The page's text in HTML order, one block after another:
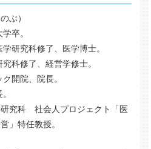
ぶ）
卒。
研究科修了、医学博士。
科修了、経営学修士。
開院、院長。
究科 社会人プロジェクト「医
」特任教授。